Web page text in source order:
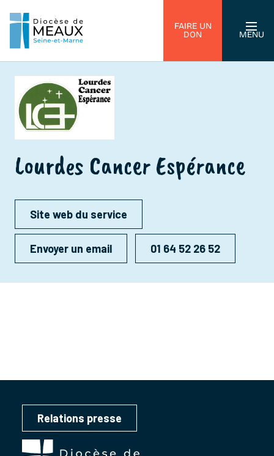
FAIRE UN
DON
MENU
Lourdes Cancer Espérance
Site web du service
Envoyer un email 01 64 52 26 52
Relations presse